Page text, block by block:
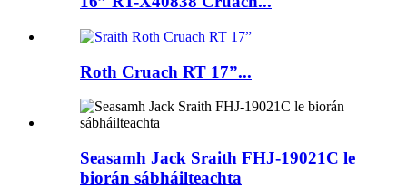
Roth Cruach RT 17”...
Seasamh Jack Sraith FHJ-19021C le
biorán sábháilteachta